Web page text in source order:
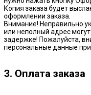
Копия заказа будет
оформлении заказа.
Внимание! Неправильно
или неполный адрес
задержке! Пожалуйста,
персональные данные
3. Оплата заказа